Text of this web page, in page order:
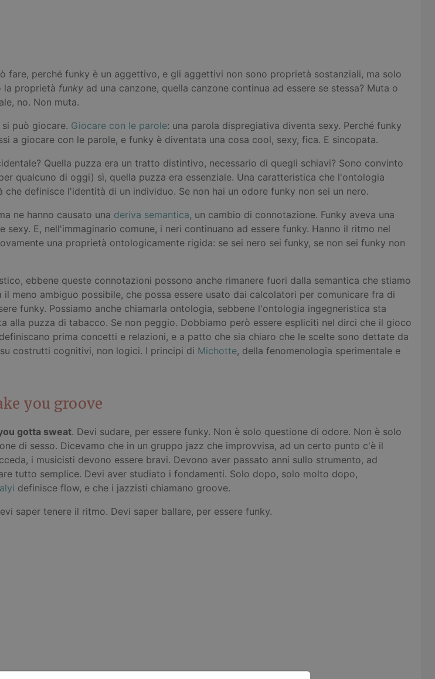
fare, perché funky è un aggettivo, e gli aggettivi non sono proprietà sostanziali, ma solo
la proprietà funkyad una canzone, quella canzone continua ad essere se stessa? Muta o
no. Non muta.
può giocare. Giocare con le parole: una parola dispregiativa diventa sexy. Perché funky
a giocare con le parole, e funky è diventata una cosa cool, sexy, fica. E sincopata.
Quella puzza era un tratto distintivo, necessario di quegli schiavi? Sono convinto
qualcuno di oggi) sì, quella puzza era essenziale. Una caratteristica che l'ontologia
definisce l'identità di un individuo. Se non hai un odore funky non sei un nero.
ne hanno causato una deriva semantica, un cambio di connotazione. Funky aveva una
E, nell'immaginario comune, i neri continuano ad essere funky. Hanno il ritmo nel
una proprietà ontologicamente rigida: se sei nero sei funky, se non sei funky non
ebbene queste connotazioni possono anche rimanere fuori dalla semantica che stiamo
meno ambiguo possibile, che possa essere usato dai calcolatori per comunicare fra di
funky. Possiamo anche chiamarla ontologia, sebbene l'ontologia ingegneristica sta
puzza di tabacco. Se non peggio. Dobbiamo però essere espliciti nel dirci che il gioco
prima concetti e relazioni, e a patto che sia chiaro che le scelte sono dettate da
costrutti cognitivi, non logici. I principi di Michotte, della fenomenologia sperimentale e
you groove
gotta sweat. Devi sudare, per essere funky. Non è solo questione di odore. Non è solo
di sesso. Dicevamo che in un gruppo jazz che improvvisa, ad un certo punto c'è il
i musicisti devono essere bravi. Devono aver passato anni sullo strumento, ad
tutto semplice. Devi aver studiato i fondamenti. Solo dopo, solo molto dopo,
definisce flow, e che i jazzisti chiamano groove.
saper tenere il ritmo. Devi saper ballare, per essere funky.